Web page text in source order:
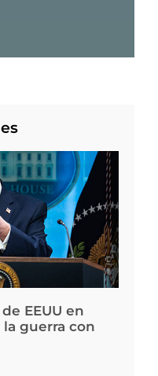
EEUU en
guerra con